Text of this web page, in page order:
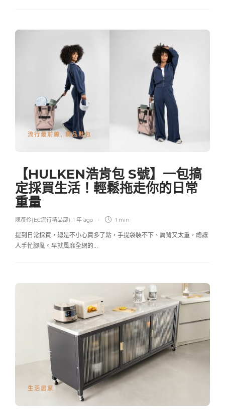
流行最前線 , 精品鞋包
【HULKEN浩肯包 S號】一包搞
定採買生活！輕鬆拖走你的日常
重量
陳彥伶(EC流行精品部), 1 年 ago 1 min
提到日常採買，總是不小心買多了點，手提袋裝不下、肩背又太重，總讓
人手忙腳亂。早就風靡全網的…
生活居家